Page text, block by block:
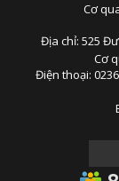
Cơ
Địa chỉ: 525
Cơ
Điện thoại: